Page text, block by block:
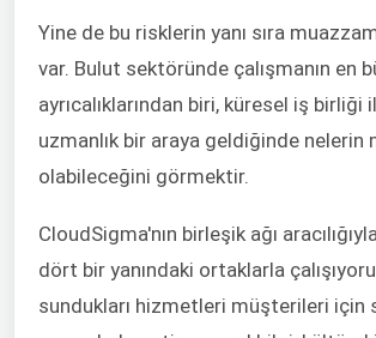
Yine de bu risklerin yanı sıra
var. Bulut sektöründe çalışmanın en
ayrıcalıklarından biri, küresel iş birliği
uzmanlık bir araya geldiğinde nelerin
olabileceğini görmektir.
CloudSigma'nın birleşik ağı
dört bir yanındaki ortaklarla
sundukları hizmetleri müşterileri için